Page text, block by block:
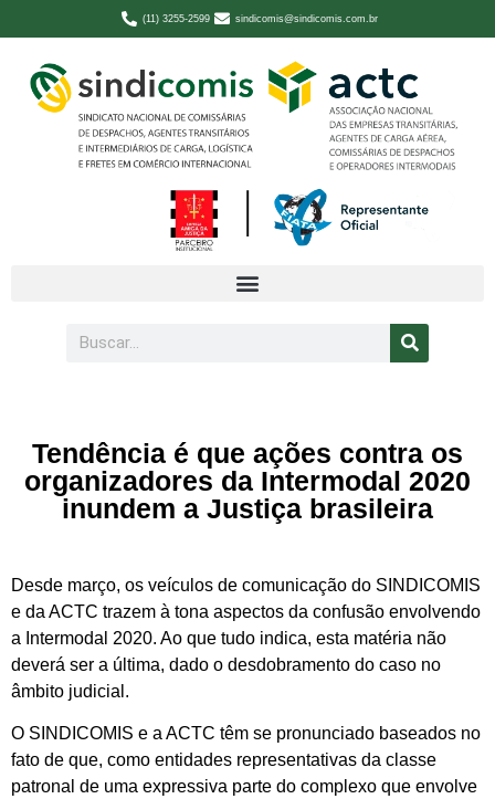
(11) 3255-2599 sindicomis@sindicomis.com.br
Tendência é que ações contra os
organizadores da Intermodal 2020
inundem a Justiça brasileira
Desde março, os veículos de comunicação do SINDICOMIS
e da ACTC trazem à tona aspectos da confusão envolvendo
a Intermodal 2020. Ao que tudo indica, esta matéria não
deverá ser a última, dado o desdobramento do caso no
âmbito judicial.
O SINDICOMIS e a ACTC têm se pronunciado baseados no
fato de que, como entidades representativas da classe
patronal de uma expressiva parte do complexo que envolve